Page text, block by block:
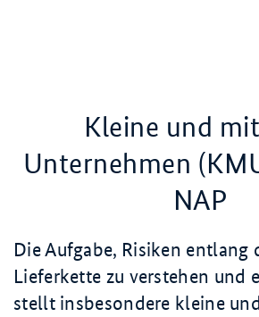
Kleine und
Unternehmen
NAP
Die Aufgabe, Risiken entlang
Lieferkette zu verstehen und
stellt insbesondere kleine